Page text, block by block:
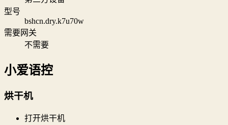
型号
bshcn.dry.k7u70w
需要网关
不需要
小爱语控
烘干机
打开烘干机